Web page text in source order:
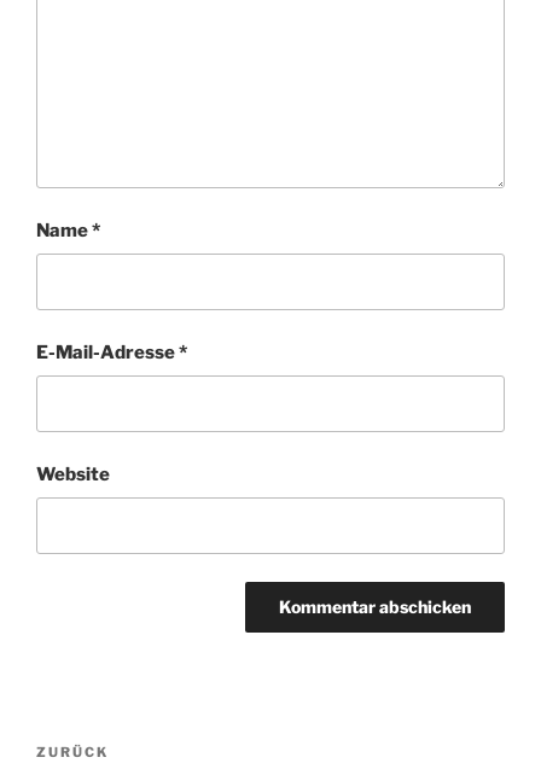
Name*
E-Mail-Adresse*
Website
Beitragsnavigation
Vorheriger
ZURÜCK